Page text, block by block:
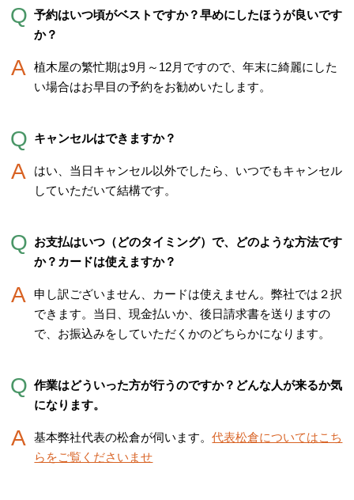
予約はいつ頃がベストですか？早めにしたほうが良いです
か？
植木屋の繁忙期は9月～12月ですので、年末に綺麗にした
い場合はお早目の予約をお勧めいたします。
キャンセルはできますか？
はい、当日キャンセル以外でしたら、いつでもキャンセル
していただいて結構です。
お支払はいつ（どのタイミング）で、どのような方法です
か？カードは使えますか？
申し訳ございません、カードは使えません。弊社では２択
できます。当日、現金払いか、後日請求書を送りますの
で、お振込みをしていただくかのどちらかになります。
作業はどういった方が行うのですか？どんな人が来るか気
になります。
基本弊社代表の松倉が伺います。代表松倉についてはこち
らをご覧くださいませ